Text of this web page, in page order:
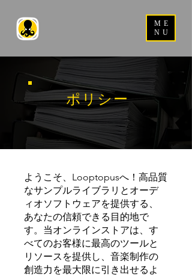
ME
NU
ポリシー
ようこそ、Looptopusへ！高品質
なサンプルライブラリとオーデ
ィオソフトウェアを提供する、
あなたの信頼できる目的地で
す。当オンラインストアは、す
べてのお客様に最高のツールと
リソースを提供し、音楽制作の
創造力を最大限に引き出せるよ